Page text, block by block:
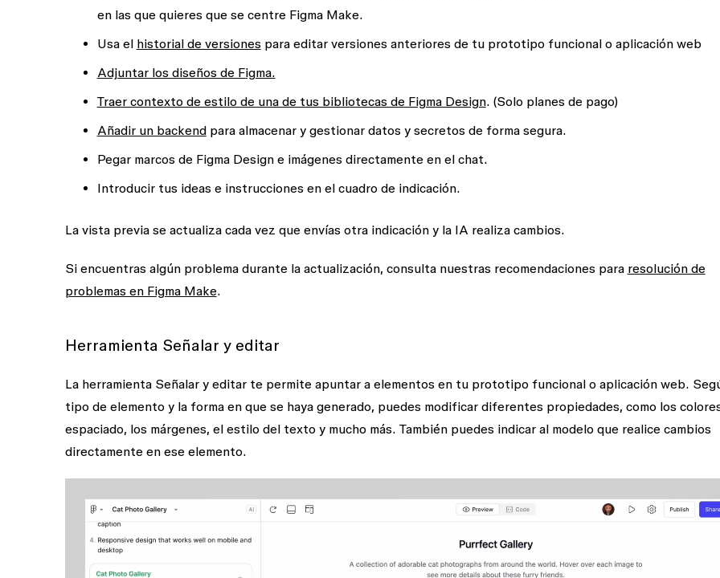
en las que quieres que se centre Figma Make.
Usa el historial de versionespara editar versiones anteriores de tu prototipo funcional o aplicación web
Adjuntar los diseños de Figma.
Traer contexto de estilo de una de tus bibliotecas de Figma Design. (Solo planes de pago)
Añadir un backendpara almacenar y gestionar datos y secretos de forma segura.
Pegar marcos de Figma Design e imágenes directamente en el chat.
Introducir tus ideas e instrucciones en el cuadro de indicación.
La vista previa se actualiza cada vez que envías otra indicación y la IA realiza cambios.
Si encuentras algún problema durante la actualización, consulta nuestras recomendaciones para resolución de
problemas en Figma Make.
Herramienta Señalar y editar
La herramienta Señalar y editarte permite apuntar a elementos en tu prototipo funcional o aplicación web.
tipo de elemento y la forma en que se haya generado, puedes modificar diferentes propiedades, como los
espaciado, los márgenes, el estilo del texto y mucho más. También puedes indicar al modelo que realice cambios
directamente en ese elemento.